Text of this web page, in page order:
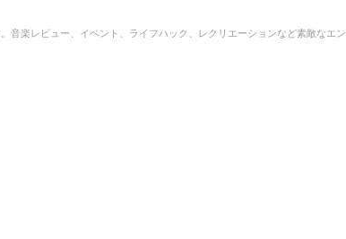
音楽レビュー、イベント、ライフハック、レクリエーションなど素敵なエン